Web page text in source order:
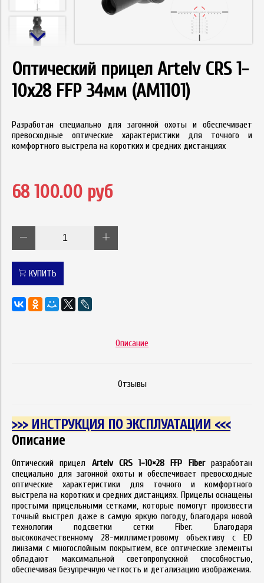
Оптический прицел Artelv CRS 1-
10x28 FFP 34мм (AM1101)
Разработан специально для загонной охоты и обеспечивает
превосходные оптические характеристики для точного и
комфортного выстрела на коротких и средних дистанциях
68 100.00 руб
КУПИТЬ
Описание
Отзывы
>>> ИНСТРУКЦИЯ ПО ЭКСПЛУАТАЦИИ <<<
Описание
Оптический прицел Artelv CRS 1-10×28 FFP Fiber разработан
специально для загонной охоты и обеспечивает превосходные
оптические характеристики для точного и комфортного
выстрела на коротких и средних дистанциях. Прицелы оснащены
простыми прицельными сетками, которые помогут произвести
точный выстрел даже в самую яркую погоду, благодаря новой
технологии подсветки сетки Fiber. Благодаря
высококачественному 28-миллиметровому
объективу с ED
линзами с многослойным покрытием, все оптические элементы
обладают максимальной светопропускной способностью,
обеспечивая безупречную четкость и детализацию изображения.